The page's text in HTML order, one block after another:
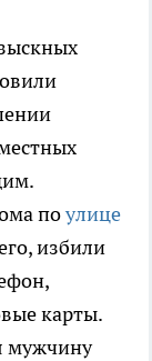
поулице
избили
карты.
мужчину